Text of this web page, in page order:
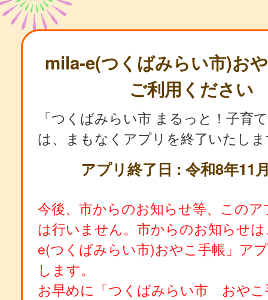
mila-e(つくばみらい市)お
ご利用ください
「つくばみらい市 まるっと！子育
は、まもなくアプリを終了いたし
アプリ終了日 : 令和8年11
今後、市からのお知らせ等、この
は行いません。市からのお知らせ
e(つくばみらい市)おやこ手帳」ア
します。
お早めに「つくばみらい市 おやこ